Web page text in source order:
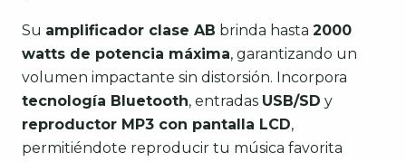
Su amplificador clase AB brinda hasta 2000
watts de potencia máxima, garantizando un
volumen impactante sin distorsión. Incorpora
tecnología Bluetooth, entradas USB/SD y
reproductor MP3 con pantalla LCD,
permitiéndote reproducir tu música favorita